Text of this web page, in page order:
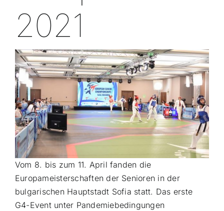
2021
Vom 8. bis zum 11. April fanden die
Europameisterschaften der Senioren in der
bulgarischen Hauptstadt Sofia statt. Das erste
G4-Event unter Pandemiebedingungen